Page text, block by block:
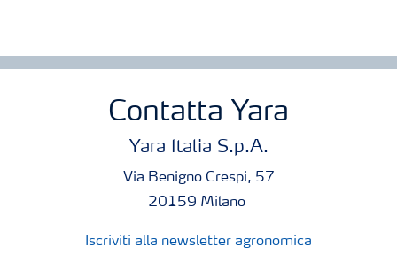
Contatta Yara
Yara Italia S.p.A.
Via Benigno Crespi, 57
20159 Milano
Iscriviti alla newsletter agronomica